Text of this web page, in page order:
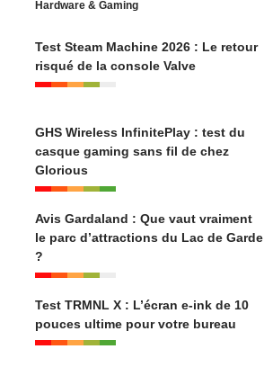
Hardware & Gaming
Test Steam Machine 2026 : Le retour
risqué de la console Valve
GHS Wireless InfinitePlay : test du
casque gaming sans fil de chez
Glorious
Avis Gardaland : Que vaut vraiment
le parc d’attractions du Lac de Garde
?
Test TRMNL X : L’écran e-ink de 10
pouces ultime pour votre bureau